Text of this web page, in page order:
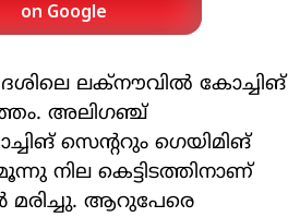
on Google
ലക്നൗവിൽ കോച്ചിങ്
അലിഗഞ്ച്
സെന്ററും ഗെയിമിങ്
നില കെട്ടിടത്തിനാണ്
മരിച്ചു. ആറുപേരെ